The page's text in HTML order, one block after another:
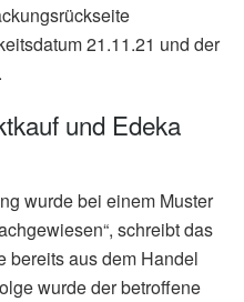
21.11.21 und der
und Edeka
wurde bei einem Muster
schreibt das
bereits aus dem Handel
wurde der betroffene